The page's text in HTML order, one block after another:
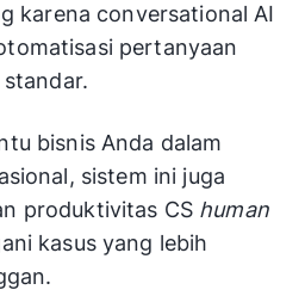
karena conversational AI
pertanyaan
bisnis Anda dalam
sistem ini juga
produktivitas CS human
kasus yang lebih